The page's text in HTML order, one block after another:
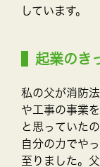
しています。
起業のき
私の父が消防
や工事の事業
と思っていた
自分の力でや
至りました。